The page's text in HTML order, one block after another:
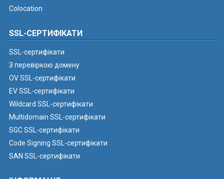
Colocation
SSL-СЕРТИФІКАТИ
SSL-сертифікати
З перевіркою домену
OV SSL-сертифікати
EV SSL-сертифікати
Wildcard SSL-сертифікати
Multidomain SSL-сертифікати
SGC SSL-сертифікати
Code Signing SSL-сертифікати
SAN SSL-сертифікати